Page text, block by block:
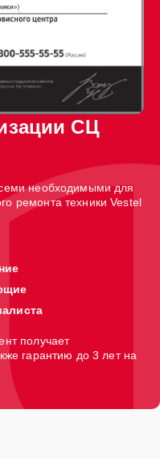
СЦ
необходимыми для
ремонта техники Vestel
получает
гарантию до 3 лет на